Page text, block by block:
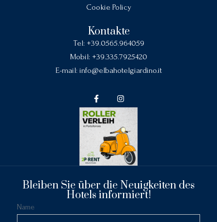
Cookie Policy
Kontakte
Tel: +39.0565.964059
Mobil: +39.335.7925420
E-mail: info@elbahotelgiardino.it
Bleiben Sie über die Neuigkeiten des
Hotels informiert!
Name